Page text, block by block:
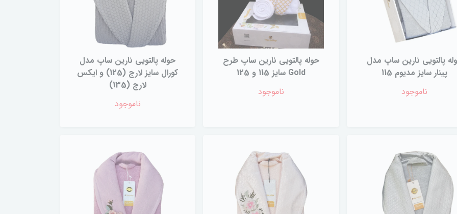
پالتویی نارین ساپ مدل
پینار سایز مدیوم 115
ناموجود
حوله پالتویی نارین ساپ طرح
Gold سایز 115 و 125
ناموجود
حوله پالتویی نارین ساپ مدل
کورال سایز لارج (125) و ایکس
لارج (135)
ناموجود